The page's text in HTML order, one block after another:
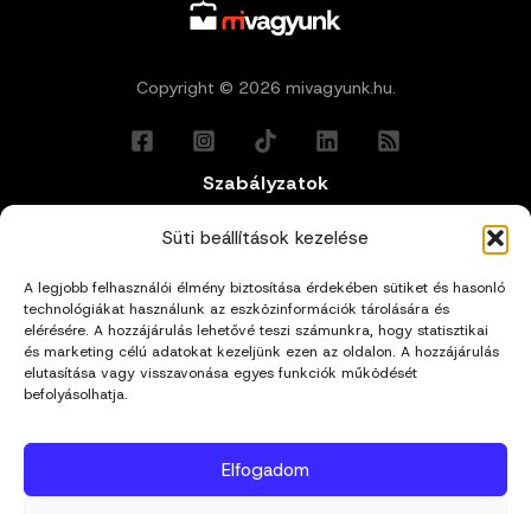
Süti beállítások kezelése
A legjobb felhasználói élmény biztosítása érdekében sütiket és hasonló
technológiákat használunk az eszközinformációk tárolására és
elérésére. A hozzájárulás lehetővé teszi számunkra, hogy statisztikai
és marketing célú adatokat kezeljünk ezen az oldalon. A hozzájárulás
elutasítása vagy visszavonása egyes funkciók működését
befolyásolhatja.
Elfogadom
Copyright © 2026 mivagyunk.hu.
Szabályzatok
Általános Felhasználási Feltételek
Adatkezelési Tájékoztató
Impresszum
Kapcsolat